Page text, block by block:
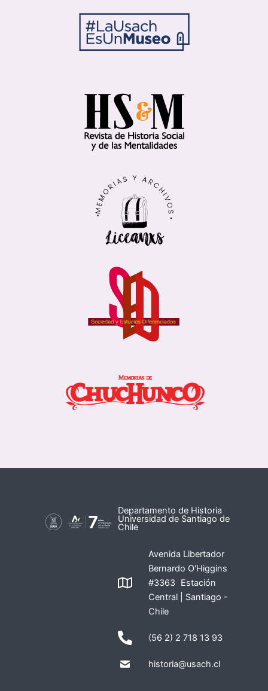
Departamento de Historia
Universidad de Santiago de
Chile
Avenida Libertador
Bernardo O'Higgins
#3363 Estación
Central | Santiago -
Chile
(56 2) 2 718 13 93
historia@usach.cl